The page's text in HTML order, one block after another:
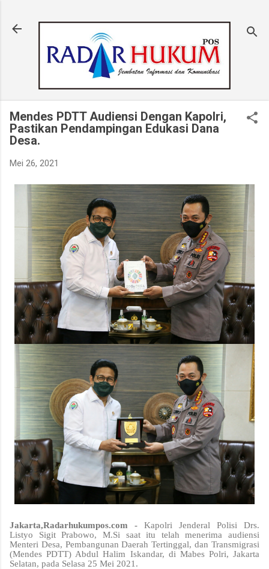
Mendes PDTT Audiensi Dengan Kapolri,
Pastikan Pendampingan Edukasi Dana
Desa.
Mei 26, 2021
Jakarta,Radarhukumpos.com - Kapolri Jenderal Polisi Drs.
Listyo Sigit Prabowo, M.Si saat itu telah menerima audiensi
Menteri Desa, Pembangunan Daerah Tertinggal, dan Transmigrasi
(Mendes PDTT) Abdul Halim Iskandar, di Mabes Polri, Jakarta
Selatan, pada Selasa 25 Mei 2021.